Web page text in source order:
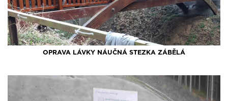
OPRAVA LÁVKY NÁUČNÁ STEZKA ZÁBĚLÁ